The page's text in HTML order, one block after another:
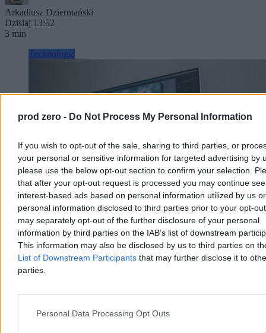
prod zero - Do Not Process My Personal Information
If you wish to opt-out of the sale, sharing to third parties, or
your personal or sensitive information for targeted advertising by
please use the below opt-out section to confirm your selection.
that after your opt-out request is processed you may continue
interest-based ads based on personal information utilized by us or
personal information disclosed to third parties prior to your opt-
may separately opt-out of the further disclosure of your personal
information by third parties on the IAB’s list of downstream
This information may also be disclosed by us to third parties on
List of Downstream Participants that may further disclose it to
parties.
Personal Data Processing Opt Outs
Arkadiusz Dziermański
Dzisiaj 13:52
3 min
Technologia
Adobe Lightroom dostał jedną z najlepszych
funkcji Photoshopa i smartfonów
Adobe Lightroom to prawdopodobnie najpopularniejszy
korzystają nie tylko zawodowi fotografowie. Nowa aktualizacja
przyniosła kolejne usprawnienia, w tym funkcję generatywnego
rozszerzenia. To coś, czego użytkownicy Lightrooma mogli do tej